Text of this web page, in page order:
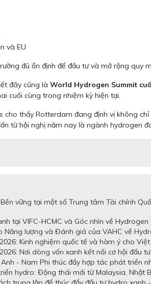
và EU
đủ ổn định để đầu tư và mở rộng quy
đây cũng là World Hydrogen Summit
cuối cùng trong nhiệm kỳ hiện tại.
cho thấy Rotterdam đang định vị không
từ hội nghị năm nay là ngành hydrogen
vững tại một số Trung tâm Tài chính
tại VIFC-HCMC và Góc nhìn về
Năng lượng và Đánh giá của VAHC về
Kinh nghiệm quốc tế và hàm ý cho
Nơi dòng vốn xanh kết nối cơ hội đầu
- Nam Phi thúc đẩy hợp tác phát triển
hydro: Động thái mới từ Malaysia, Nhật